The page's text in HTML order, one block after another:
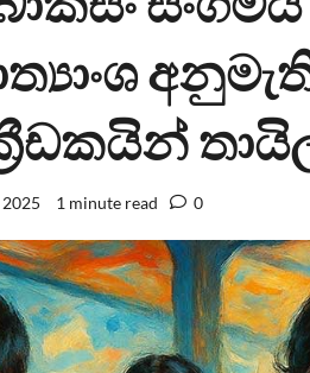
2025 1 minute read 0